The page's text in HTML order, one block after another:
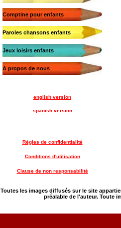
Comptine pour enfants
Paroles chansons enfants
Jeux loisirs enfants
A propos de nous
english version
spanish version
Règles de confidentialité
Conditions d'utilisation
Clause de non responsabilité
Toutes les images diffusés sur le site
préalable de l'auteur. Toute